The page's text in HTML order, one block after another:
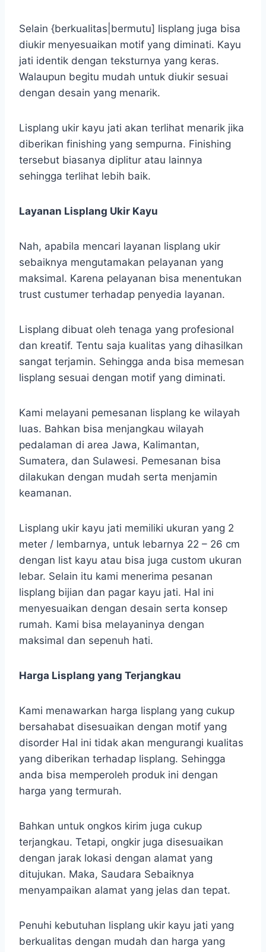
Selain {berkualitas|bermutu] lisplang juga bisa
diukir menyesuaikan motif yang diminati. Kayu
jati identik dengan teksturnya yang keras.
Walaupun begitu mudah untuk diukir sesuai
dengan desain yang menarik.
Lisplang ukir kayu jati akan terlihat menarik jika
diberikan finishing yang sempurna. Finishing
tersebut biasanya diplitur atau lainnya
sehingga terlihat lebih baik.
Layanan Lisplang Ukir Kayu
Nah, apabila mencari layanan lisplang ukir
sebaiknya mengutamakan pelayanan yang
maksimal. Karena pelayanan bisa menentukan
trust custumer terhadap penyedia layanan.
Lisplang dibuat oleh tenaga yang profesional
dan kreatif. Tentu saja kualitas yang dihasilkan
sangat terjamin. Sehingga anda bisa memesan
lisplang sesuai dengan motif yang diminati.
Kami melayani pemesanan lisplang ke wilayah
luas. Bahkan bisa menjangkau wilayah
pedalaman di area Jawa, Kalimantan,
Sumatera, dan Sulawesi. Pemesanan bisa
dilakukan dengan mudah serta menjamin
keamanan.
Lisplang ukir kayu jati memiliki ukuran yang 2
meter / lembarnya, untuk lebarnya 22 – 26 cm
dengan list kayu atau bisa juga custom ukuran
lebar. Selain itu kami menerima pesanan
lisplang bijian dan pagar kayu jati. Hal ini
menyesuaikan dengan desain serta konsep
rumah. Kami bisa melayaninya dengan
maksimal dan sepenuh hati.
Harga Lisplang yang Terjangkau
Kami menawarkan harga lisplang yang cukup
bersahabat disesuaikan dengan motif yang
disorder Hal ini tidak akan mengurangi kualitas
yang diberikan terhadap lisplang. Sehingga
anda bisa memperoleh produk ini dengan
harga yang termurah.
Bahkan untuk ongkos kirim juga cukup
terjangkau. Tetapi, ongkir juga disesuaikan
dengan jarak lokasi dengan alamat yang
ditujukan. Maka, Saudara Sebaiknya
menyampaikan alamat yang jelas dan tepat.
Penuhi kebutuhan lisplang ukir kayu jati yang
berkualitas dengan mudah dan harga yang